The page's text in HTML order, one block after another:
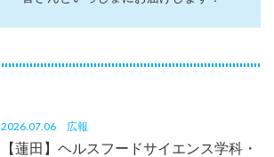
2026.07.06 広報
【蓮田】ヘルスフードサイエンス学科・